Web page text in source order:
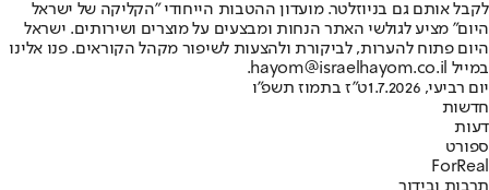
לקבל אותם גם בניוזלטר. מועדון ההטבות הייחודי "הקליקה של ישראל
היום" מציע לגולשי האתר הנחות ומבצעים על מוצרים ושירותים. ישראל
היום פתוח להערות, לביקורת ולהצעות לשיפור מקהל הקוראים. פנו אלינו
במייל hayom@israelhayom.co.il.
יום רביעי, 1.7.2026
ט"ז בתמוז תשפ"ו
חדשות
דעות
ספורט
ForReal